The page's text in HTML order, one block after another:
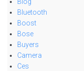
Bluetooth
Boost
Bose
Buyers
Camera
Ces